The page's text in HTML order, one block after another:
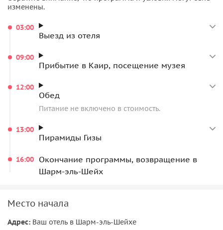
изменены.
03:00
Выезд из отеля
09:00
Прибытие в Каир, посещение музея
12:00
Обед
Питание не включено в стоимость.
13:00
Пирамиды Гизы
16:00
Окончание программы, возвращение в
Шарм-эль-Шейх
Место начала
Адрес: Ваш отель в Шарм-эль-Шейхе